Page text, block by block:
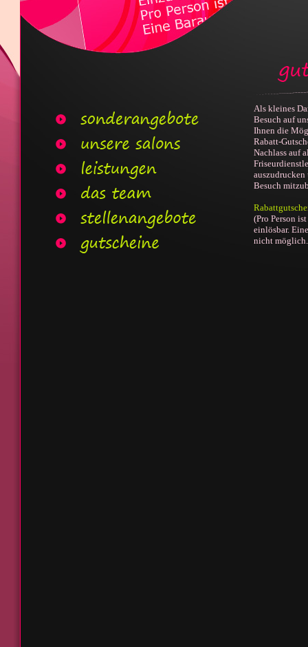
Als kleines
Besuch auf
Ihnen die
Rabatt-
Nachlass auf
auszudrucken
Besuch
(Pro Person
einlösbar.
nicht